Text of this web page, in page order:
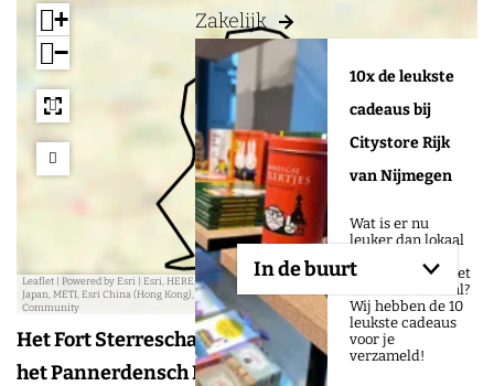
Zakelijk
10x de leukste
cadeaus bij
Citystore Rijk
van Nijmegen
Wat is er nu
leuker dan lokaal
cadeau geven met
een mooi verhaal?
Wij hebben de 10
leukste cadeaus
voor je
verzameld!
In de buurt
a
d
d
r
e
s
s
+
−
Leaflet
Powered by Esri | Esri, HERE, Garmin, USGS, Intermap, INCREMENT P, NRCAN, Esri
Japan, METI, Esri China (Hong Kong), NOSTRA, © OpenStreetMap contributors, and the GIS User
Community
Het Fort Sterreschans is een voormalig fort aan
het Pannerdensch Kanaal. Gebouwd in 1742 en in